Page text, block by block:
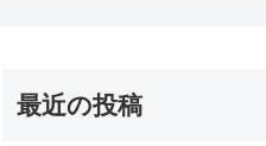
最近の投稿